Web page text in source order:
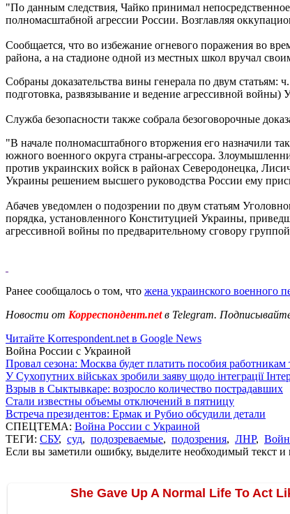
"По данным следствия, Чайко принимал
полномасштабной агрессии России. Возглавляя
Сообщается, что во избежание огневого поражения во
района, а на стадионе одной из местных школ вручал
Собраны доказательства вины генерала по двум статьям:
подготовка, развязывание и ведение агрессивной войны)
Служба безопасности также собрала безоговорочные
"В начале полномасштабного вторжения его назначили
южного военного округа страны-агрессора.
против украинских войск в районах Северодонецка,
Украины решением высшего руководства России ему
Абачев уведомлен о подозрении по двум статьям
порядка, установленного Конституцией Украины,
агрессивной войны по предварительному сговору
Ранее сообщалось о том, что жена украинского военного
Новости от Корреспондент.netв Telegram.
Читайте Korrespondent.net в Google News
Война России с Украиной
Провал сезона: Москва будет платить пособия
У Сухопутних військах зробили заяву щодо інтеграції
Взрыв в Сыктывкаре: возросло количество пострадавших
Стали известны объемы отключений в пятницу
Встреча президентов: Ермак и Рубио обсудили детали
СПЕЦТЕМА: Война России с Украиной
ТЕГИ: СБУ, суд, подозреваемые, подозрения, ЛНР,
Если вы заметили ошибку, выделите необходимый текст